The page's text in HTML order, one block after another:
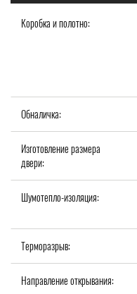
Коробка и полотно:
Обналичка:
Изготовление размера
двери:
Шумотепло-изоляция:
Терморазрыв:
Направление открывания: